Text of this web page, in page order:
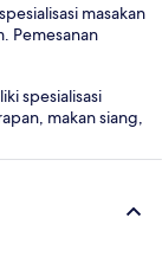
masakan
Pemesanan
spesialisasi
makan siang,